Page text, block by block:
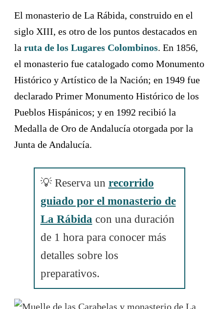
El monasterio de La Rábida, construido en el
siglo XIII, es otro de los puntos destacados en
la ruta de los Lugares Colombinos. En 1856,
el monasterio fue catalogado como Monumento
Histórico y Artístico de la Nación; en 1949 fue
declarado Primer Monumento Histórico de los
Pueblos Hispánicos; y en 1992 recibió la
Medalla de Oro de Andalucía otorgada por la
Junta de Andalucía.
💡 Reserva un recorrido
guiado por el monasterio de
La Rábida con una duración
de 1 hora para conocer más
detalles sobre los
preparativos.